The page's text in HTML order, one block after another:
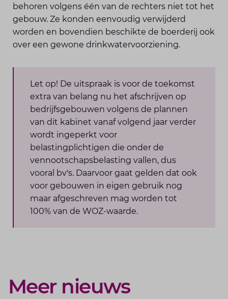
behoren volgens één van de rechters niet tot het
gebouw. Ze konden eenvoudig verwijderd
worden en bovendien beschikte de boerderij ook
over een gewone drinkwatervoorziening.
Let op! De uitspraak is voor de toekomst
extra van belang nu het afschrijven op
bedrijfsgebouwen volgens de plannen
van dit kabinet vanaf volgend jaar verder
wordt ingeperkt voor
belastingplichtigen die onder de
vennootschapsbelasting vallen, dus
vooral bv's. Daarvoor gaat gelden dat ook
voor gebouwen in eigen gebruik nog
maar afgeschreven mag worden tot
100% van de WOZ-waarde.
Meer nieuws